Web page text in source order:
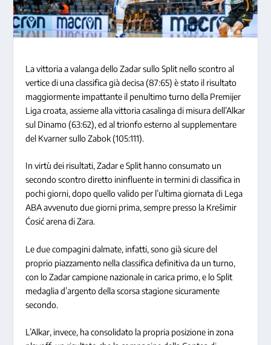
La vittoria a valanga dello Zadar sullo Split nello scontro al
vertice di una classifica già decisa (87:65) è stato il risultato
maggiormente impattante il penultimo turno della Premijer
Liga croata, assieme alla vittoria casalinga di misura dell’Alkar
sul Dinamo (63:62), ed al trionfo esterno al supplementare
del Kvarner sullo Zabok (105:111).
In virtù dei risultati, Zadar e Split hanno consumato un
secondo scontro diretto ininfluente in termini di classifica in
pochi giorni, dopo quello valido per l’ultima giornata di Lega
ABA avvenuto due giorni prima, sempre presso la Krešimir
Ćosić arena di Zara.
Le due compagini dalmate, infatti, sono già sicure del
proprio piazzamento nella classifica definitiva da un turno,
con lo Zadar campione nazionale in carica primo, e lo Split
medaglia d’argento della scorsa stagione sicuramente
secondo.
L’Alkar, invece, ha consolidato la propria posizione in zona